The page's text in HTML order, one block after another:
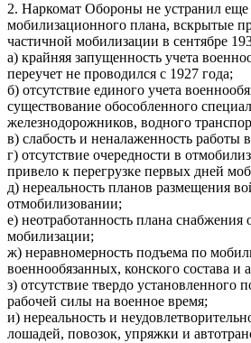
2. Наркомат Обороны не устранил
мобилизационного плана, вскрытые
частичной мобилизации в сентябре
а) крайняя запущенность учета
переучет не проводился с 1927 года;
б) отсутствие единого учета
существование обособленного
железнодорожников, водного
в) слабость и неналаженность работы
г) отсутствие очередности в
привело к перегрузке первых дней
д) нереальность планов размещения
отмобилизовании;
е) неотработанность плана
мобилизации;
ж) неравномерность подъема по
военнообязанных, конского состава и
з) отсутствие твердо установленного
рабочей силы на военное время;
и) нереальность и
лошадей, повозок, упряжки и